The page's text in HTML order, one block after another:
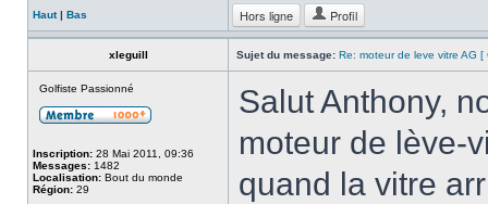
Haut| Bas Hors ligne Profil
xleguill Sujet du message: Re: moteur de leve vitre AG
Golfiste Passionné
Inscription: 28 Mai 2011, 09:36
Messages: 1482
Localisation: Bout du monde
Région: 29
Salut Anthony,
moteur de lève-
quand la vitre